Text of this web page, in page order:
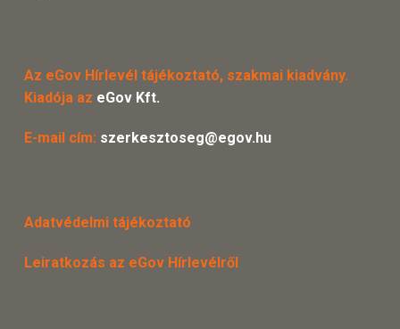
Az eGov Hírlevél tájékoztató, szakmai kiadvány.
Kiadója az eGov Kft.
E-mail cím: szerkesztoseg@egov.hu
Adatvédelmi tájékoztató
Leiratkozás az eGov Hírlevélről